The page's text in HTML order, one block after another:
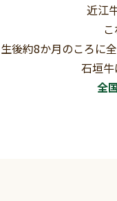
近江
生後約8か月のころに
石垣牛
全